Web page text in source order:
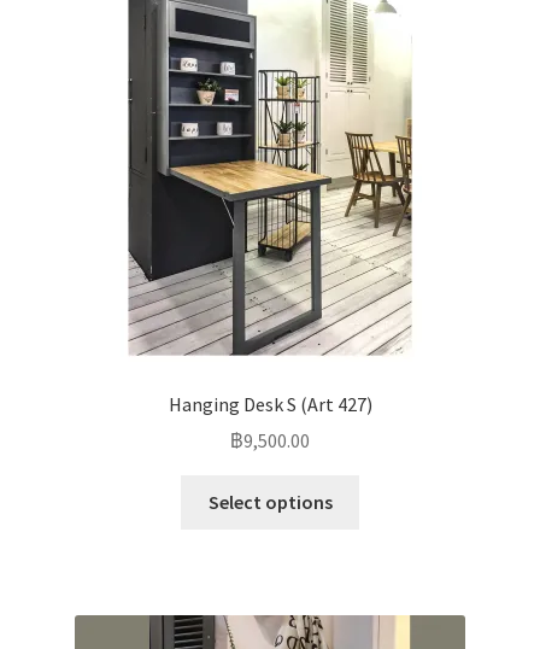
Hanging Desk S (Art 427)
฿9,500.00
Select options